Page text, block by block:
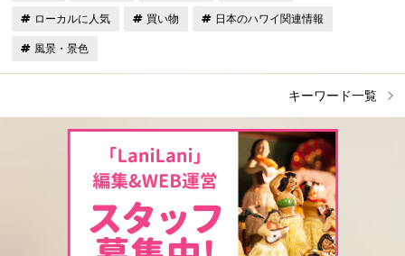
ローカルに人気 買い物 日本のハワイ関連情報
風景・景色
キーワード一覧